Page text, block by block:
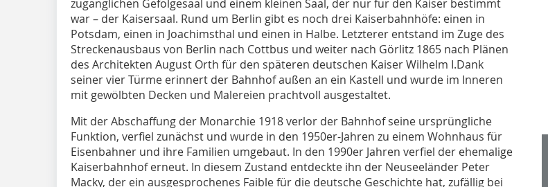
zugänglichen Gefolgesaal und einem kleinen Saal, der nur für den Kaiser bestimmt
war – der Kaisersaal. Rund um Berlin gibt es noch drei Kaiserbahnhöfe: einen in
Potsdam, einen in Joachimsthal und einen in Halbe. Letzterer entstand im Zuge des
Streckenausbaus von Berlin nach Cottbus und weiter nach Görlitz 1865 nach Plänen
des Architekten August Orth für den späteren deutschen Kaiser Wilhelm I.Dank
seiner vier Türme erinnert der Bahnhof außen an ein Kastell und wurde im Inneren
mit gewölbten Decken und Malereien prachtvoll ausgestaltet.
Mit der Abschaffung der Monarchie 1918 verlor der Bahnhof seine ursprüngliche
Funktion, verfiel zunächst und wurde in den 1950er-Jahren zu einem Wohnhaus für
Eisenbahner und ihre Familien umgebaut. In den 1990er Jahren verfiel der ehemalige
Kaiserbahnhof erneut. In diesem Zustand entdeckte ihn der Neuseeländer Peter
Macky, der ein ausgesprochenes Faible für die deutsche Geschichte hat, zufällig bei